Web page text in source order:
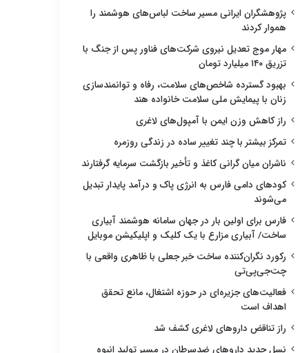
پژوهشگران ایرانی مسیر ساخت لباس‌های هوشمند را
هموار کردند
مهار موج تعدیل نیروی شرکت‌های فناور پس از جنگ با
تزریق ۱۴۰ میلیارد تومان
بهبود گسترده شاخص‌های سلامت، رفاه و توانمندسازی
زنان با پیمایش ملی سلامت خانواده هند
راز کاهش وزن ایمن با آمپول‌های لاغری
تمرکز بیشتر با چند تغییر ساده در زندگی روزمره
ناشران میان گرانی کاغذ و تأخیر بازگشت سرمایه گرفتارند
کودهای دامی فارس به انرژی پاک و درآمد پایدار تبدیل
می‌شوند
فارس برای اولین بار در جهان سامانه هوشمند آبیاری
ساخت/ آبیاری مزارع با یک کلیک و اپلیکیشن موبایل
رکورد نگران‌کننده ساخت خبر جعلی با ظاهری واقعی با
چت‌جی‌پی‌تی
فعالیت‌های جزیره‌ای در حوزه اشتغال، مانع تحقق
اهداف است
راز تناقض داروهای لاغری کشف شد
نسل جدید داروهای ضدسرطان در مسیر تولید انبوه